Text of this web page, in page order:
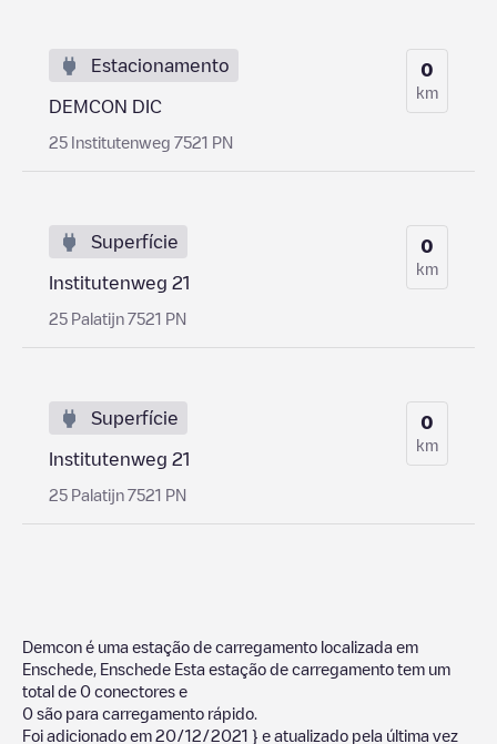
Estacionamento
DEMCON DIC
25 Institutenweg 7521 PN
0
km
Superfície
Institutenweg 21
25 Palatijn 7521 PN
0
km
Superfície
Institutenweg 21
25 Palatijn 7521 PN
0
km
Demcon é uma estação de carregamento localizada em
Enschede Enschede Esta estação de carregamento tem um
total de 0 conectores e
0 são para carregamento rápido.
Foi adicionado em 20/12/2021 } e atualizado pela última vez